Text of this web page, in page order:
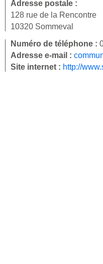
Adresse postale :
128 rue de la Rencontre
10320 Sommeval
Numéro de téléphone :
Adresse e-mail :
Site internet : http://